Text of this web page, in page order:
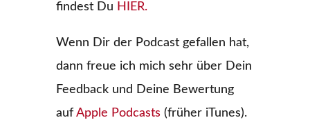
findest Du HIER.
Wenn Dir der Podcast gefallen hat,
dann freue ich mich sehr über Dein
Feedback und Deine Bewertung
auf Apple Podcasts (früher iTunes).